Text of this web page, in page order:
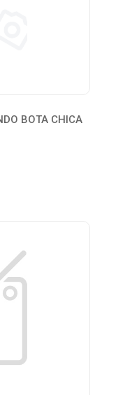
BOTA CHICA